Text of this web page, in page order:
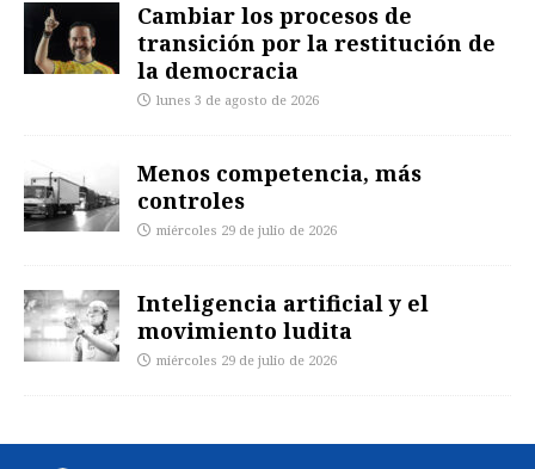
Cambiar los procesos de
transición por la restitución de
la democracia
lunes 3 de agosto de 2026
Menos competencia, más
controles
miércoles 29 de julio de 2026
Inteligencia artificial y el
movimiento ludita
miércoles 29 de julio de 2026